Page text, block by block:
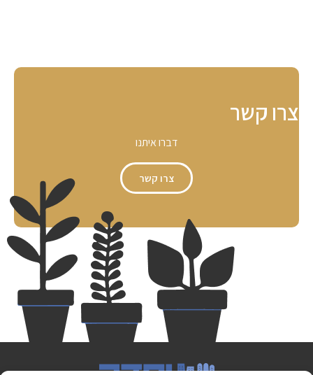
צרו קשר
דברו איתנו
צרו קשר